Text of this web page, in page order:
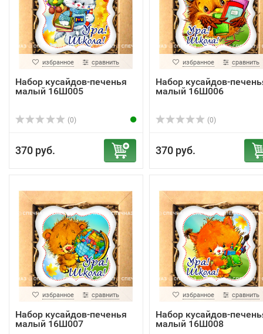
избранное сравнить
Набор кусайдов-печенья
малый 16Ш005
(0)
370 руб.
избранное сравнить
Набор кусайдов-
малый 16Ш006
(0)
370 руб.
избранное сравнить
Набор кусайдов-печенья
малый 16Ш007
избранное сравнить
Набор кусайдов-
малый 16Ш008